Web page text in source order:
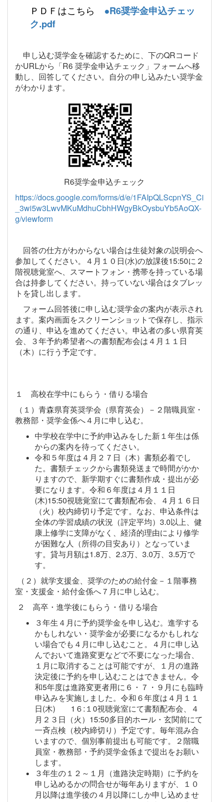
ＰＤＦはこちら
●R6奨学金申込チェッ
ク.pdf
申し込む奨学金を確認するために、下のQRコード
かURLから「R6 奨学金申込チェック」フォームへ移
動し、回答してください。自分の申し込みたい奨学金
がわかります。
R6奨学金申込チェック
https://docs.google.com/forms/d/e/1FAIpQLScpnYS_Ci
_3wi5w3LwvMKuMdhuCbhHWgyBkOysbuYb5AoQX-
g/viewform
回答の仕方がわからない場合は生徒対象の説明会へ
参加してください。４月１０日(水)の放課後15:50に２
階視聴覚室へ、スマートフォン・携帯を持っている場
合は持参してください。持っていない場合はタブレッ
トを貸し出します。
フォーム回答後に申し込む奨学金の案内が表示され
ます。案内画面をスクリーンショットで保存し、指示
の通り、申込を進めてください。申込者の多い県育英
会、３年予約希望者への書類配布会は４月１１日
（木）に行う予定です。
１ 高校在学中にもらう・借りる場合
（１）青森県育英奨学会（県育英会）－２階職員室・
教務部・奨学金係へ４月に申し込む。
中学校在学中に予約申込みをした新１年生は係
からの案内を待ってください。
令和５年度は４月２７日（木）書類必着でし
た。書類チェックから書類発送まで時間がかか
りますので、新学期すぐに書類作成・提出が必
要になります。令和６年度は４月１１日
(木)15:50視聴覚室にて書類配布会、４月１６日
（火）校内締切り予定です。なお、申込条件は
全体の学習成績の状況（評定平均）3.0以上、健
康上修学に支障がなく、経済的理由により修学
が困難な人（所得の目安あり）となっていま
す。貸与月額は1.8万、2.3万、3.0万、3.5万で
す。
（２）就学支援金、奨学のための給付金－１階事務
室・支援金・給付金係へ７月に申し込む。
２ 高卒・進学後にもらう・借りる場合
３年生４月に予約奨学金を申し込む。進学する
かもしれない・奨学金が必要になるかもしれな
い場合でも４月に申し込むこと。４月に申し込
んでおいて進路変更などで不要になった場合、
１月に取消することは可能ですが、１月の進路
決定後に予約を申し込むことはできません。令
和5年度は進路変更者用に６・７・９月にも臨時
申込みを実施しました。令和６年度は４月１１
日(木) 1６:１0視聴覚室にて書類配布会、４
月２３日（火）15:50多目的ホール・玄関前にて
一斉点検（校内締切り）予定です。毎年混み合
いますので、個別事前提出も可能です。２階職
員室・教務部・予約奨学金係まで提出をお願い
します。
３年生の１２～１月（進路決定時期）に予約を
申し込めるかの問合せが毎年ありますが、１０
月以降は進学後の４月以降にしか申し込めませ